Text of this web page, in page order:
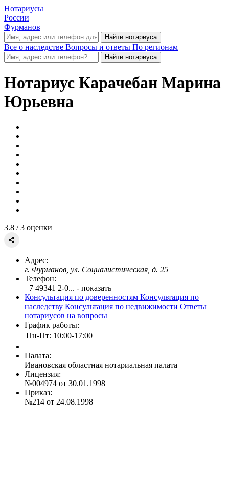
Нотариусы
России
Фурманов
Все о наследстве Вопросы и ответы По регионам
Нотариус Карачебан Марина
Юрьевна
3.8 / 3 оценки
Адрес:
г. Фурманов, ул. Социалистическая, д. 25
Телефон:
+7 49341 2-0... - показать
Консультация по доверенностям Консультация по
наследству Консультация по недвижимости Ответы
нотариусов на вопросы
График работы:
Пн-Пт: 10:00-17:00
Палата:
Ивановская областная нотариальная палата
Лицензия:
№004974 от 30.01.1998
Приказ:
№214 от 24.08.1998